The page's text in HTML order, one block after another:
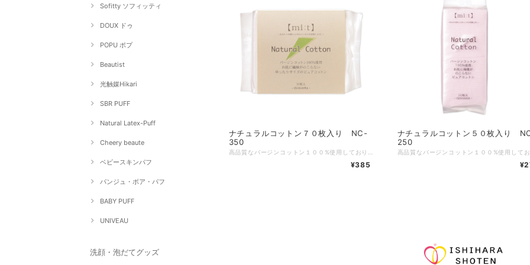
Sofitty ソフィッティ
DOUX ドゥ
POPU ポプ
Beautist
光触媒Hikari
SBR PUFF
Natural Latex-Puff
Cheery beaute
ベビースキンパフ
パンジュ・ボア・パフ
BABY PUFF
UNIVEAU
洗顔・泡だてグッズ
ナチュラルコットン７０枚入り NC-
350
¥385
ナチュラルコットン５０枚入り
250